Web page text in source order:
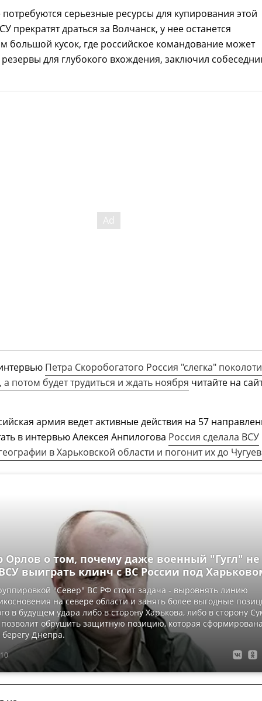
серьезные ресурсы для купирования этой
прекратят драться за Волчанск, у нее останется
кусок, где российское командование может
резервы для глубокого вхождения, заключил
Петра Скоробогатого Россия "слегка"
потом будет трудиться и ждать ноября читайте на
армия ведет активные действия на 57
в интервью Алексея Анпилогова Россия сделала ВСУ
в Харьковской области и погонит их до
о том, почему даже военный "Гугл" не
выиграть клинч с ВС России под
"Север" ВС РФ стоит задача - выровнять линию
на севере области и занять более выгодные
в будущем удара либо в сторону Харькова, либо в сторону
обрушить защитную позицию, которая
Днепра.